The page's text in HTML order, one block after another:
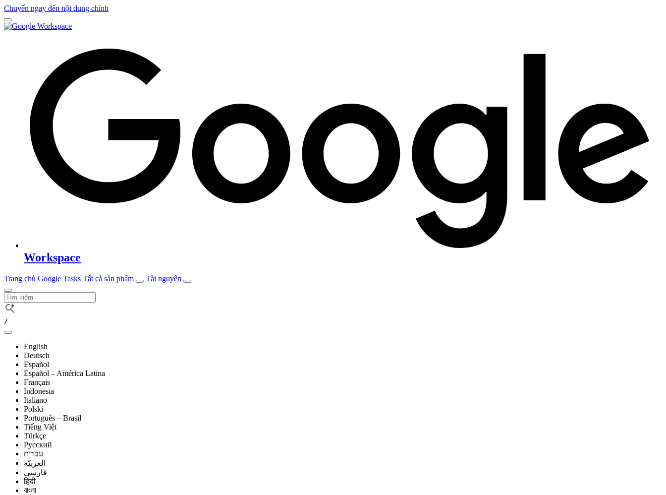
Chuyển ngay đến nội dung chính
Workspace
Trang chủ Google Tasks Tất cả sản phẩm Tài nguyên
/
English
Deutsch
Español
Español – América Latina
Français
Indonesia
Italiano
Polski
Português – Brasil
Tiếng Việt
Türkçe
Русский
עברית
العربيّة
فارسی
हिंदी
বাংলা